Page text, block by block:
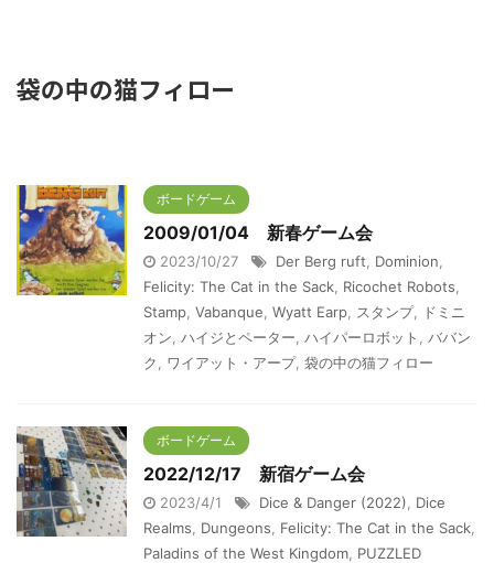
袋の中の猫フィロー
ボードゲーム
2009/01/04 新春ゲーム会
2023/10/27 Der Berg ruft Dominion
Felicity: The Cat in the Sack Ricochet Robots
Stamp Vabanque Wyatt Earp スタンプ,
ドミニ
オン ハイジとペーター ハイパーロボット
ババン
ク
ワイアット・アープ, 袋の中の猫フィロー
ボードゲーム
2022/12/17 新宿ゲーム会
2023/4/1 Dice & Danger (2022)
Dice
Realms
Dungeons Felicity: The Cat in the Sack
Paladins of the West Kingdom PUZZLED